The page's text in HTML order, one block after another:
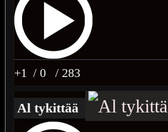
+1 / 0 / 283
Al tykittää